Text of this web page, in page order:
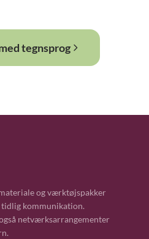
tegnsprog
og værktøjspakker
tidlig kommunikation.
netværksarrangementer